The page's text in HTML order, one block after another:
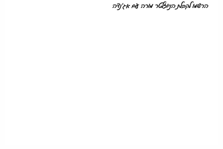
הרשמו לקבלת הניוזלטר מורה עם אג'נדה